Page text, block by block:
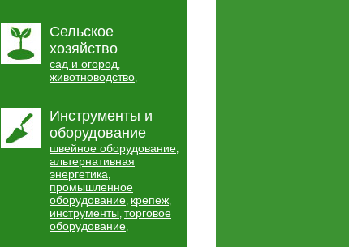
Сельское
хозяйство
сад и огород,
животноводство,
Инструменты и
оборудование
швейное оборудование,
альтернативная
энергетика,
промышленное
оборудование, крепеж,
инструменты, торговое
оборудование,